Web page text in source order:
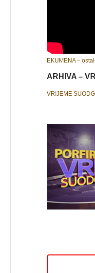
EKUMENA –
ARHIVA –
VRIJEME